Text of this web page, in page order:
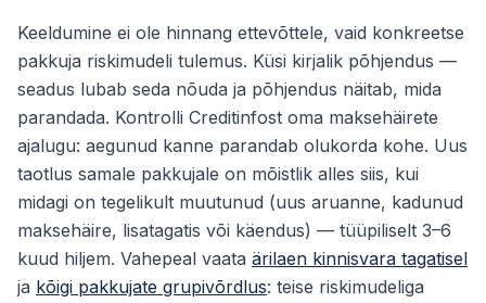
Keeldumine ei ole hinnang ettevõttele, vaid konkreetse
pakkuja riskimudeli tulemus. Küsi kirjalik põhjendus —
seadus lubab seda nõuda ja põhjendus näitab, mida
parandada. Kontrolli Creditinfost oma maksehäirete
ajalugu: aegunud kanne parandab olukorda kohe. Uus
taotlus samale pakkujale on mõistlik alles siis, kui
midagi on tegelikult muutunud (uus aruanne, kadunud
maksehäire, lisatagatis või käendus) — tüüpiliselt 3–6
kuud hiljem. Vahepeal vaata ärilaen kinnisvara tagatisel
ja kõigi pakkujate grupivõrdlus: teise riskimudeliga